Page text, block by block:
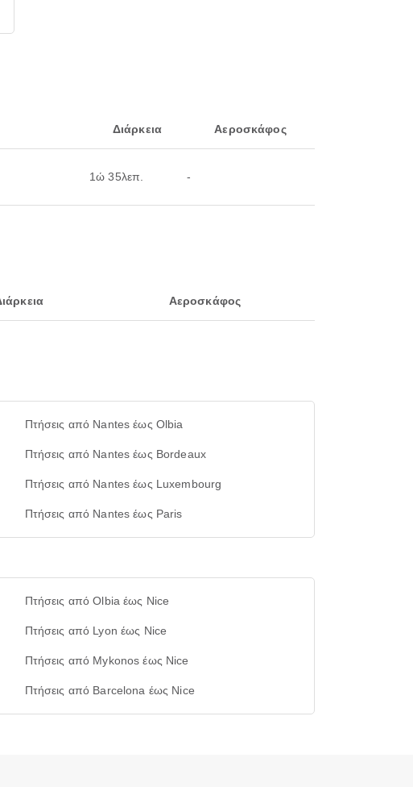
Διάρκεια Αεροσκάφος
1ώ 35λεπ. -
Αεροσκάφος
Πτήσεις από Nantes έως Olbia
Πτήσεις από Nantes έως Bordeaux
Πτήσεις από Nantes έως Luxembourg
Πτήσεις από Nantes έως Paris
Πτήσεις από Olbia έως Nice
Πτήσεις από Lyon έως Nice
Πτήσεις από Mykonos έως Nice
Πτήσεις από Barcelona έως Nice